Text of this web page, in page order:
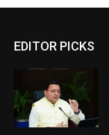
EDITOR PICKS